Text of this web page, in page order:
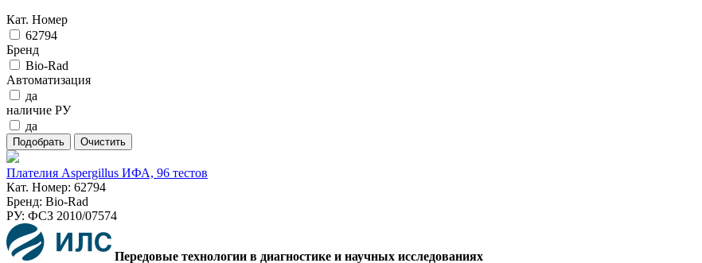
Кат. Номер
62794
Бренд
Bio-Rad
Автоматизация
да
наличие РУ
да
Плателия Aspergillus ИФА, 96 тестов
Кат. Номер: 62794
Бренд: Bio-Rad
РУ: ФСЗ 2010/07574
Передовые технологии в диагностике и научных исследованиях